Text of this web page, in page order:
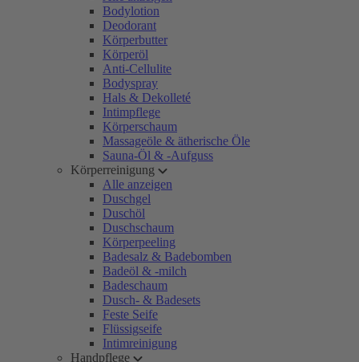
Bodylotion
Deodorant
Körperbutter
Körperöl
Anti-Cellulite
Bodyspray
Hals & Dekolleté
Intimpflege
Körperschaum
Massageöle & ätherische Öle
Sauna-Öl & -Aufguss
Körperreinigung
Alle anzeigen
Duschgel
Duschöl
Duschschaum
Körperpeeling
Badesalz & Badebomben
Badeöl & -milch
Badeschaum
Dusch- & Badesets
Feste Seife
Flüssigseife
Intimreinigung
Handpflege